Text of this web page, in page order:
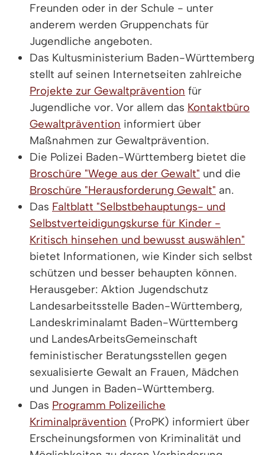
Freunden oder in der Schule - unter
anderem werden Gruppenchats für
Jugendliche angeboten.
Das Kultusministerium Baden-Württemberg
stellt auf seinen Internetseiten zahlreiche
Projekte zur Gewaltprävention für
Jugendliche vor. Vor allem das Kontaktbüro
Gewaltprävention informiert über
Maßnahmen zur Gewaltprävention.
Die Polizei Baden-Württemberg bietet die
Broschüre "Wege aus der Gewalt" und die
Broschüre "Herausforderung Gewalt" an.
Das Faltblatt "Selbstbehauptungs- und
Selbstverteidigungskurse für Kinder -
Kritisch hinsehen und bewusst auswählen"
bietet Informationen, wie Kinder sich selbst
schützen und besser behaupten können.
Herausgeber: Aktion Jugendschutz
Landesarbeitsstelle Baden-Württemberg,
Landeskriminalamt Baden-Württemberg
und LandesArbeitsGemeinschaft
feministischer Beratungsstellen gegen
sexualisierte Gewalt an Frauen, Mädchen
und Jungen in Baden-Württemberg.
Das Programm Polizeiliche
Kriminalprävention (ProPK) informiert über
Erscheinungsformen von Kriminalität und